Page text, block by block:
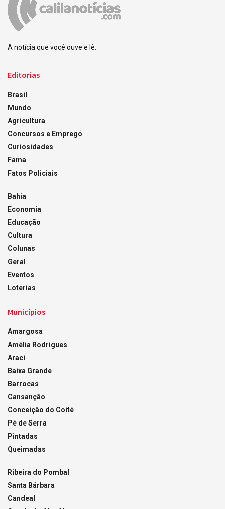
A notícia que você ouve e lê.
Editorias
Brasil
Mundo
Agricultura
Concursos e Emprego
Curiosidades
Fama
Fatos Policiais
Bahia
Economia
Educação
Cultura
Colunas
Geral
Eventos
Loterias
Municípios
Amargosa
Amélia Rodrigues
Araci
Baixa Grande
Barrocas
Cansanção
Conceição do Coité
Pé de Serra
Pintadas
Queimadas
Ribeira do Pombal
Santa Bárbara
Candeal